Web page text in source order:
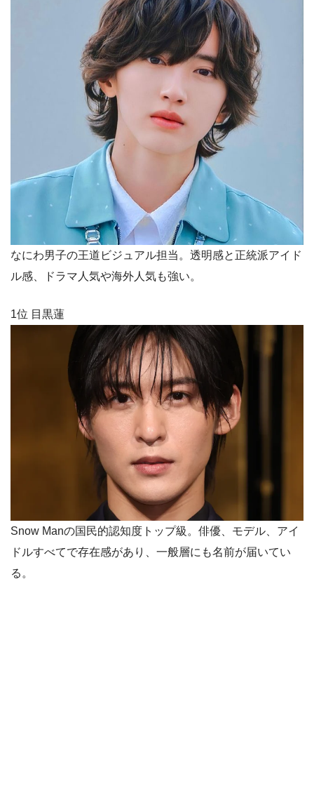
なにわ男子の王道ビジュアル担当。透明感と正統派アイド
ル感、ドラマ人気や海外人気も強い。
1位 目黒蓮
Snow Manの国民的認知度トップ級。俳優、モデル、アイ
ドルすべてで存在感があり、一般層にも名前が届いてい
る。